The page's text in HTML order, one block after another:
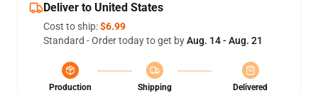
Deliver to United States
Cost to ship:$6.99
Standard - Order today to get byAug. 14 - Aug. 21
Production
Shipping
Delivered